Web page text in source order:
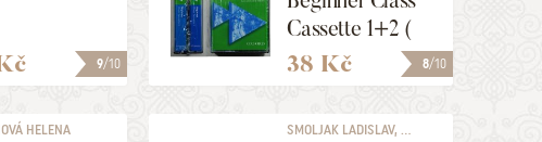
9/10 8/10
Cassette 1+2 (
audio kazeta)
38 Kč
HELENA SMOLJAK LADISLAV, ...